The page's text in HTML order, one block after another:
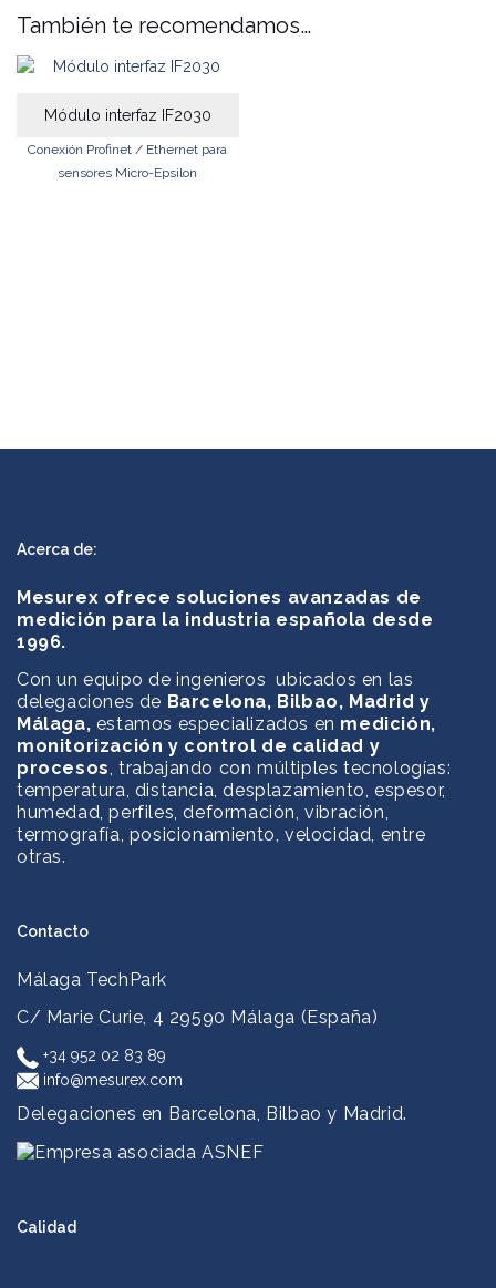
También te recomendamos…
Módulo interfaz IF2030
Conexión Profinet / Ethernet para
sensores Micro-Epsilon
Acerca de:
Mesurex ofrece soluciones avanzadas de
medición para la industria española desde
1996.
Con un equipo de ingenieros ubicados en las
delegaciones de Barcelona, Bilbao, Madrid y
Málaga, estamos especializados en medición,
monitorización y control de calidad y
procesos, trabajando con múltiples tecnologías:
temperatura, distancia, desplazamiento, espesor,
humedad, perfiles, deformación, vibración,
termografía, posicionamiento, velocidad, entre
otras.
Contacto
Málaga TechPark
C/ Marie Curie, 4 29590 Málaga (España)
+34 952 02 83 89
info@mesurex.com
Delegaciones en Barcelona, Bilbao y Madrid.
Calidad